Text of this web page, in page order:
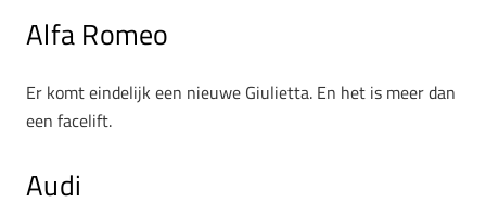
Alfa Romeo
Er komt eindelijk een nieuwe Giulietta. En het is meer dan
een facelift.
Audi